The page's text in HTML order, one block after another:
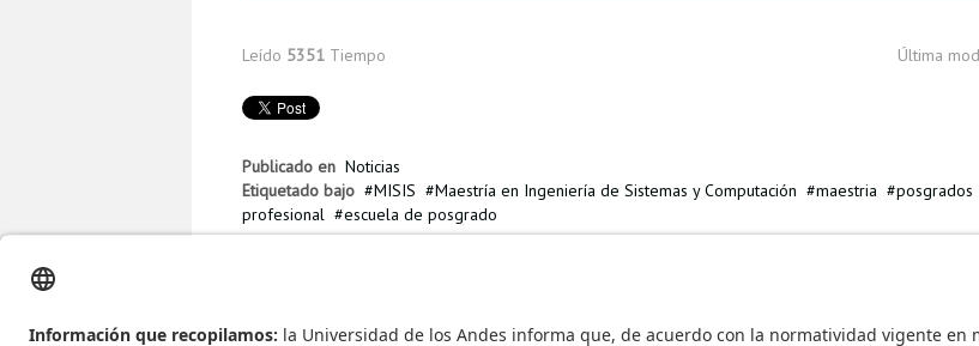
Leído 5351 Tiempo Última
Publicado en Noticias
Etiquetado bajo
MISIS Maestría en Ingeniería de Sistemas y Computación maestria posgrados
profesional
escuela de posgrado